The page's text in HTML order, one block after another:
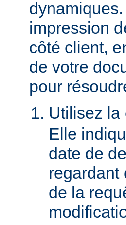
impression
côté client,
de votre
pour
Utilisez
Elle
date de
regardant
de la